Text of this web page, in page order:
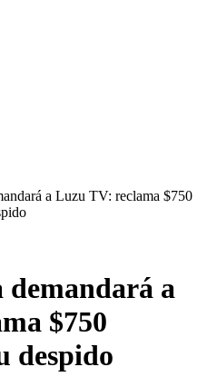
a Luzu TV: reclama $750
demandará a
$750
despido